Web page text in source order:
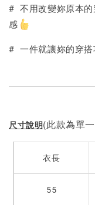
# 不用改變妳原本的
感
# 一件就讓妳的穿搭
尺寸說明(此款為單
衣長
55